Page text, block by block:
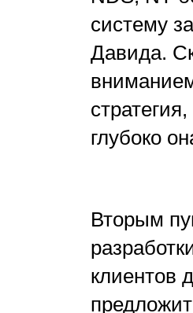
систему
Давида.
глубоко
Вторым
клиентов